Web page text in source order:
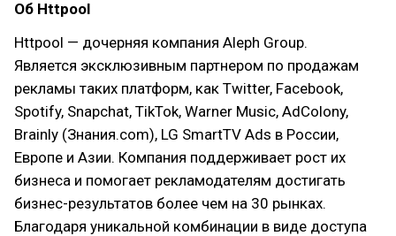
Об Httpool
Httpool — дочерняя компания Aleph Group.
Является эксклюзивным партнером по продажам
рекламы таких платформ, как Twitter, Facebook,
Spotify, Snapchat, TikTok, Warner Music, AdColony,
Brainly (Знания.com), LG SmartTV Ads в России,
Европе и Азии. Компания поддерживает рост их
бизнеса и помогает рекламодателям достигать
бизнес-результатов более чем на 30 рынках.
Благодаря уникальной комбинации в виде доступа